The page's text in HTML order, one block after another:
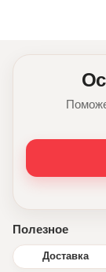
Полезное
Доставка